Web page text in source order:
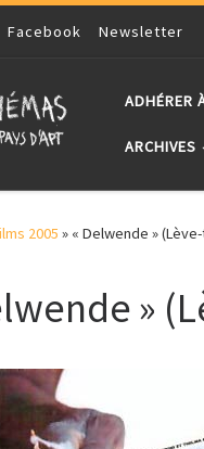
Facebook Newsletter
ADHÉRER
ARCHIVES
2005 » « Delwende »
»